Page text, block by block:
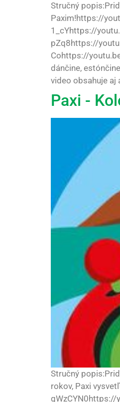
Stručný
Paxim!https://
1_cYhttps://
pZq8https://
Cohttps://
dánčine,
video obsahuje aj
Paxi -
Stručný
rokov, Paxi
gWzCYN0https://